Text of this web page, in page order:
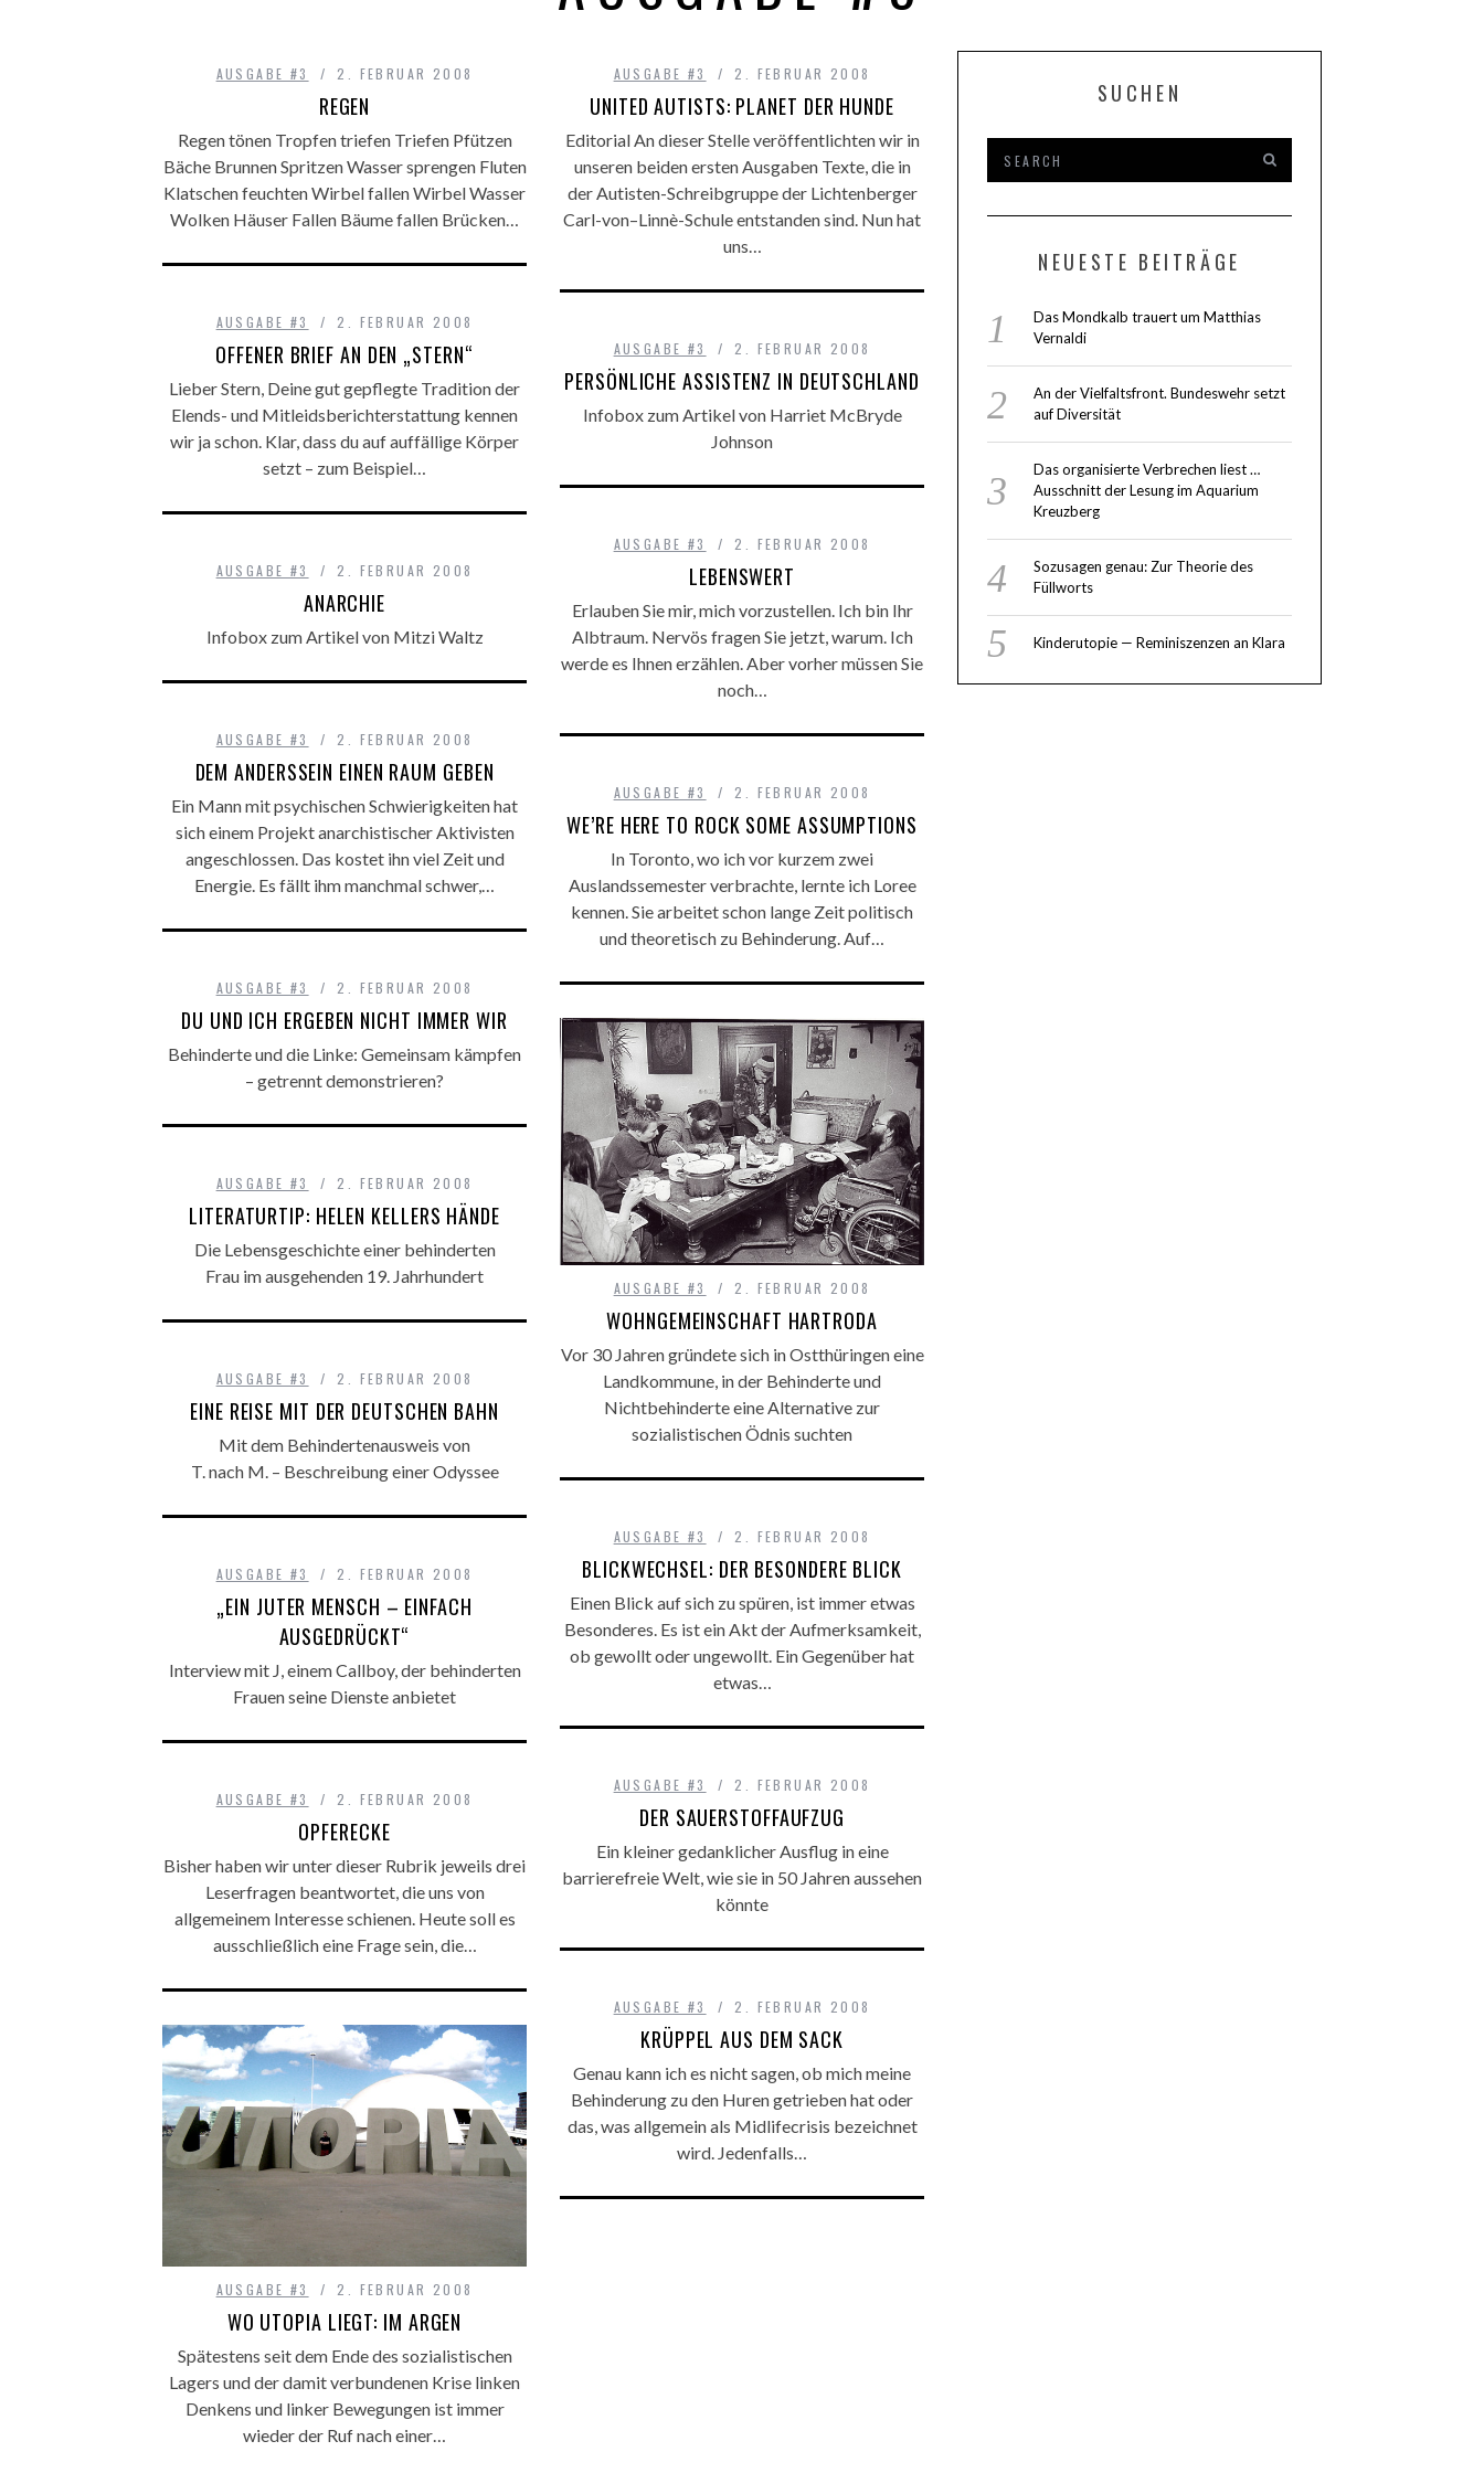
AUSGABE #3 2. FEBRUAR 2008
REGEN
Regen tönen Tropfen triefen Triefen Pfützen
Bäche Brunnen Spritzen Wasser sprengen Fluten
Klatschen feuchten Wirbel fallen Wirbel Wasser
Wolken Häuser Fallen Bäume fallen Brücken…
AUSGABE #3 2. FEBRUAR 2008
UNITED AUTISTS: PLANET DER HUNDE
Editorial An dieser Stelle veröffentlichten wir in
unseren beiden ersten Ausgaben Texte, die in
der Autisten-Schreibgruppe der Lichtenberger
Carl-von–Linnè-Schule entstanden sind. Nun hat
uns…
AUSGABE #3 2. FEBRUAR 2008
OFFENER BRIEF AN DEN „STERN“
Lieber Stern, Deine gut gepflegte Tradition der
Elends- und Mitleidsberichterstattung kennen
wir ja schon. Klar, dass du auf auffällige Körper
setzt – zum Beispiel…
AUSGABE #3 2. FEBRUAR 2008
PERSÖNLICHE ASSISTENZ IN DEUTSCHLAND
Infobox zum Artikel von Harriet McBryde
Johnson
AUSGABE #3 2. FEBRUAR 2008
LEBENSWERT
Erlauben Sie mir, mich vorzustellen. Ich bin Ihr
Albtraum. Nervös fragen Sie jetzt, warum. Ich
werde es Ihnen erzählen. Aber vorher müssen Sie
noch…
AUSGABE #3 2. FEBRUAR 2008
ANARCHIE
Infobox zum Artikel von Mitzi Waltz
AUSGABE #3 2. FEBRUAR 2008
DEM ANDERSSEIN EINEN RAUM GEBEN
Ein Mann mit psychischen Schwierigkeiten hat
sich einem Projekt anarchistischer Aktivisten
angeschlossen. Das kostet ihn viel Zeit und
Energie. Es fällt ihm manchmal schwer,…
AUSGABE #3 2. FEBRUAR 2008
WE’RE HERE TO ROCK SOME ASSUMPTIONS
In Toronto, wo ich vor kurzem zwei
Auslandssemester verbrachte, lernte ich Loree
kennen. Sie arbeitet schon lange Zeit politisch
und theoretisch zu Behinderung. Auf…
AUSGABE #3 2. FEBRUAR 2008
DU UND ICH ERGEBEN NICHT IMMER WIR
Behinderte und die Linke: Gemeinsam kämpfen
– getrennt demonstrieren?
AUSGABE #3 2. FEBRUAR 2008
WOHNGEMEINSCHAFT HARTRODA
Vor 30 Jahren gründete sich in Ostthüringen eine
Landkommune, in der Behinderte und
Nichtbehinderte eine Alternative zur
sozialistischen Ödnis suchten
AUSGABE #3 2. FEBRUAR 2008
LITERATURTIP: HELEN KELLERS HÄNDE
Die Lebensgeschichte einer behinderten
Frau im ausgehenden 19. Jahrhundert
AUSGABE #3 2. FEBRUAR 2008
EINE REISE MIT DER DEUTSCHEN BAHN
Mit dem Behindertenausweis von
T. nach M. – Beschreibung einer Odyssee
AUSGABE #3 2. FEBRUAR 2008
BLICKWECHSEL: DER BESONDERE BLICK
Einen Blick auf sich zu spüren, ist immer etwas
Besonderes. Es ist ein Akt der Aufmerksamkeit,
ob gewollt oder ungewollt. Ein Gegenüber hat
etwas…
AUSGABE #3 2. FEBRUAR 2008
„EIN JUTER MENSCH – EINFACH
AUSGEDRÜCKT“
Interview mit J, einem Callboy, der behinderten
Frauen seine Dienste anbietet
AUSGABE #3 2. FEBRUAR 2008
DER SAUERSTOFFAUFZUG
Ein kleiner gedanklicher Ausflug in eine
barrierefreie Welt, wie sie in 50 Jahren aussehen
könnte
AUSGABE #3 2. FEBRUAR 2008
OPFERECKE
Bisher haben wir unter dieser Rubrik jeweils drei
Leserfragen beantwortet, die uns von
allgemeinem Interesse schienen. Heute soll es
ausschließlich eine Frage sein, die…
AUSGABE #3 2. FEBRUAR 2008
KRÜPPEL AUS DEM SACK
Genau kann ich es nicht sagen, ob mich meine
Behinderung zu den Huren getrieben hat oder
das, was allgemein als Midlifecrisis bezeich­net
wird. Jedenfalls…
AUSGABE #3 2. FEBRUAR 2008
WO UTOPIA LIEGT: IM ARGEN
Spätestens seit dem Ende des sozialistischen
Lagers und der damit verbundenen Krise linken
Denkens und linker Bewegungen ist immer
wieder der Ruf nach einer…
SUCHEN
NEUESTE BEITRÄGE
Das Mondkalb trauert um Matthias
Vernaldi
An der Vielfaltsfront. Bundeswehr setzt
auf Diversität
Das organisierte Verbrechen liest …
Ausschnitt der Lesung im Aquarium
Kreuzberg
Sozusagen genau: Zur Theorie des
Füllworts
Kinderutopie — Reminiszenzen an Klara